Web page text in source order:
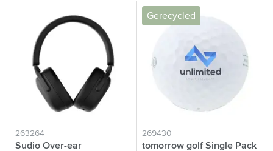
263264
Sudio Over-ear
Gerecycled
269430
tomorrow golf Single Pack